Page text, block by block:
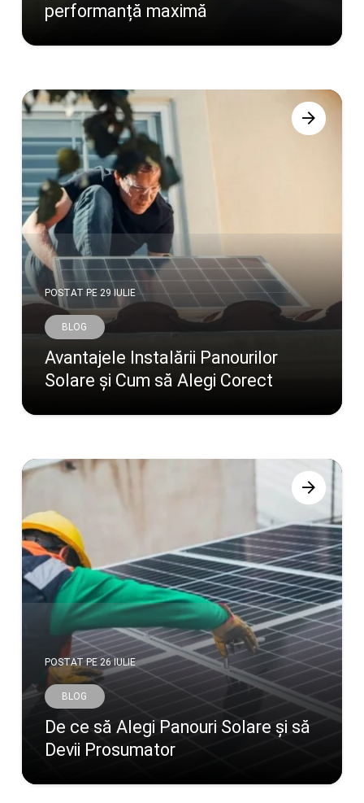
performanță maximă
POSTAT PE 29 IULIE
BLOG
Avantajele Instalării Panourilor
Solare și Cum să Alegi Corect
POSTAT PE 26 IULIE
BLOG
De ce să Alegi Panouri Solare și să
Devii Prosumator